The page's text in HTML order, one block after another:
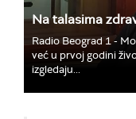
Na talasima
Radio Beograd 1 -
već u prvoj godini
izgledaju...